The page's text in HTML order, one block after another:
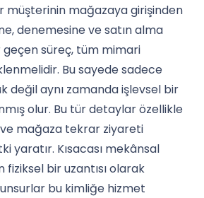
müşterinin mağazaya girişinden
denemesine ve satın alma
geçen süreç, tüm mimari
Bu sayede sadece
değil aynı zamanda işlevsel bir
olur. Bu tür detaylar özellikle
mağaza tekrar ziyareti
yaratır. Kısacası mekânsal
fiziksel bir uzantısı olarak
bu kimliğe hizmet